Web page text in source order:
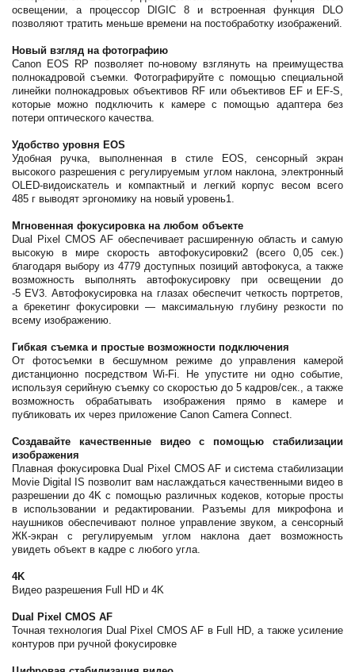
освещении, а процессор DIGIC 8 и встроенная функция DLO
позволяют тратить меньше времени на постобработку изображений.
Новый взгляд на фотографию
Canon EOS RP позволяет по-новому взглянуть на преимущества
полнокадровой съемки. Фотографируйте с помощью специальной
линейки полнокадровых объективов RF или объективов EF и EF-S,
которые можно подключить к камере c помощью адаптера без
потери оптического качества.
Удобство уровня EOS
Удобная ручка, выполненная в стиле EOS, сенсорный экран
высокого разрешения с регулируемым углом наклона, электронный
OLED-видоискатель и компактный и легкий корпус весом всего
485 г выводят эргономику на новый уровень1.
Мгновенная фокусировка на любом объекте
Dual Pixel CMOS AF обеспечивает расширенную область и самую
высокую в мире скорость автофокусировки2 (всего 0,05 сек.)
благодаря выбору из 4779 доступных позиций автофокуса, а также
возможность выполнять автофокусировку при освещении до
-5 EV3. Автофокусировка на глазах обеспечит четкость портретов,
а брекетинг фокусировки — максимальную глубину резкости по
всему изображению.
Гибкая съемка и простые возможности подключения
От фотосъемки в бесшумном режиме до управления камерой
дистанционно посредством Wi-Fi. Не упустите ни одно событие,
используя серийную съемку со скоростью до 5 кадров/сек., а также
возможность обрабатывать изображения прямо в камере и
публиковать их через приложение Canon Camera Connect.
Создавайте качественные видео с помощью стабилизации
изображения
Плавная фокусировка Dual Pixel CMOS AF и система стабилизации
Movie Digital IS позволит вам наслаждаться качественными видео в
разрешении до 4K с помощью различных кодеков, которые просты
в использовании и редактировании. Разъемы для микрофона и
наушников обеспечивают полное управление звуком, а сенсорный
ЖК-экран с регулируемым углом наклона дает возможность
увидеть объект в кадре с любого угла.
4K
Видео разрешения Full HD и 4K
Dual Pixel CMOS AF
Точная технология Dual Pixel CMOS AF в Full HD, а также усиление
контуров при ручной фокусировке